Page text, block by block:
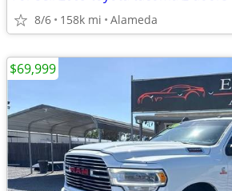
8/6 158k mi Alameda
$69,999